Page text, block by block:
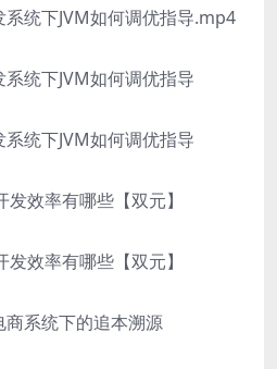
统下JVM如何调优指导.mp4
统下JVM如何调优指导
统下JVM如何调优指导
效率有哪些【双元】
效率有哪些【双元】
系统下的追本溯源